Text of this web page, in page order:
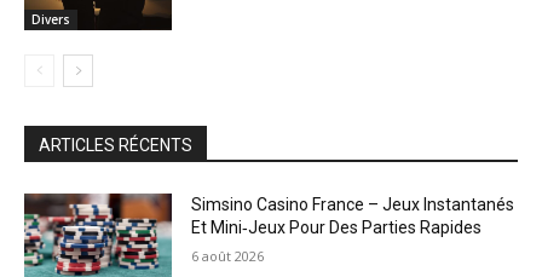
Divers
ARTICLES RÉCENTS
Simsino Casino France – Jeux Instantanés
Et Mini‑Jeux Pour Des Parties Rapides
6 août 2026